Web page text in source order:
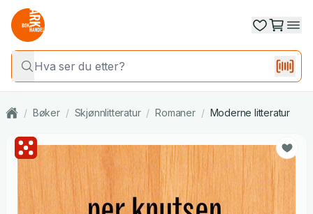
/ Bøker / Skjønnlitteratur / Romaner / Moderne litteratur